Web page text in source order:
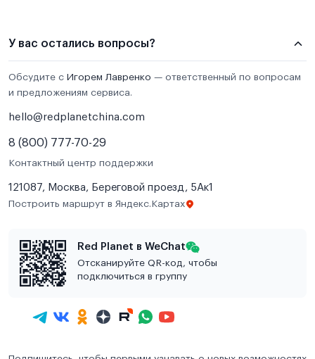
У вас остались вопросы?
Обсудите с Игорем Лавренко — ответственный по вопросам
и предложениям сервиса.
hello@redplanetchina.com
8 (800) 777-70-29
Контактный центр поддержки
121087, Москва, Береговой проезд, 5Ак1
Построить маршрут в Яндекс.Картах
Red Planet в WeChat
Отсканируйте QR-код, чтобы
подключиться в группу